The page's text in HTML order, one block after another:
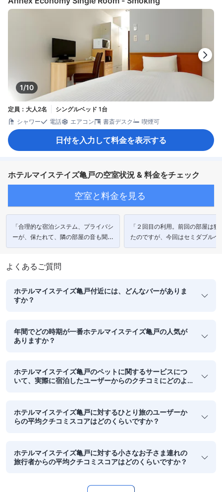
1/10
定員：大人2名
シングルベッド 1台
シャワー
電話 エアコン 書斎デスク 喫煙可
日付を入力して料金を表示する
ホテルマイステイズ亀戸の空室状況 & 料金をチェック
空室と料金を見る
「合理的な宿泊システム、プライバシ
ーが、保たれて、隣の部屋の音も聞こ
えなく、ゆっくり過ごすことが出来ま
「２回目の利用。前回の部屋は狭
たのですが、今回はセミダブルベ
に小さなソファーもあり、適度な
よくあるご質問
ホテルマイステイズ亀戸付近には、どんなバーがありま
すか？
年間でどの時期が一番ホテルマイステイズ亀戸の人気が
ありますか？
ホテルマイステイズ亀戸のペットに関するサービスにつ
いて、実際に宿泊したユーザーからのクチコミにどのよ
ホテルマイステイズ亀戸に対するひとり旅のユーザーか
らの平均クチコミスコアはどのくらいですか？
ホテルマイステイズ亀戸に対する小さなお子さま連れの
旅行者からの平均クチコミスコアはどのくらいですか？